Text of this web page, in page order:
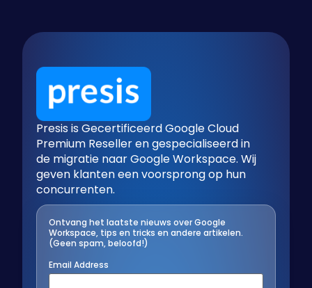
Presis is Gecertificeerd Google Cloud
Premium Reseller en gespecialiseerd in
de migratie naar Google Workspace. Wij
geven klanten een voorsprong op hun
concurrenten.
Ontvang het laatste nieuws over Google
Workspace, tips en tricks en andere artikelen.
(Geen spam, beloofd!)
Email Address